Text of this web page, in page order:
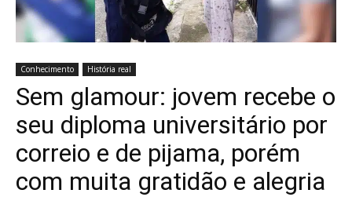
Conhecimento História real
Sem glamour: jovem recebe o
seu diploma universitário por
correio e de pijama, porém
com muita gratidão e alegria